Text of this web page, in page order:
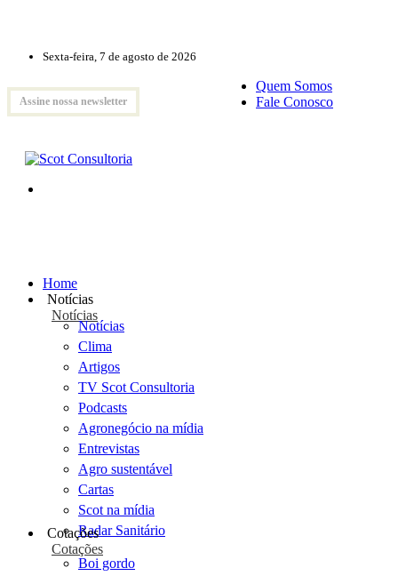
Sexta-feira, 7 de agosto de 2026
Assine nossa newsletter
Quem Somos
Fale Conosco
Home
Notícias
Notícias
Notícias
Clima
Artigos
TV Scot Consultoria
Podcasts
Agronegócio na mídia
Entrevistas
Agro sustentável
Cartas
Scot na mídia
Radar Sanitário
Cotações
Cotações
Boi gordo